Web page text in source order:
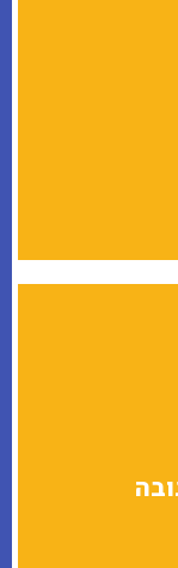
הכשרת העובדים